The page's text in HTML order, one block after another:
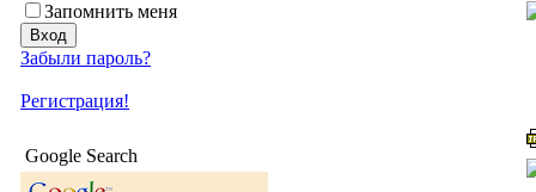
Запомнить меня
Забыли пароль?
Регистрация!
Google Search